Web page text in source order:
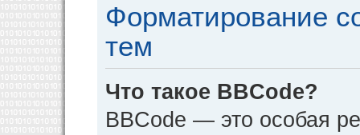
Форматирование
тем
Что такое BBCode?
BBCode — это особая